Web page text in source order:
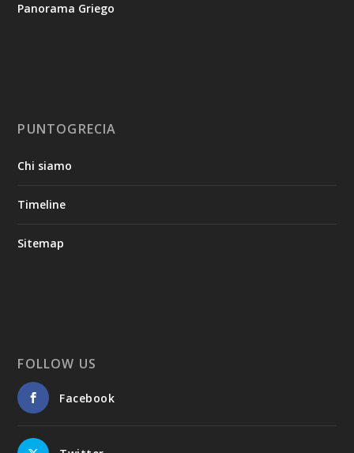
Panorama Griego
PUNTOGRECIA
Chi siamo
Timeline
Sitemap
FOLLOW US
Facebook